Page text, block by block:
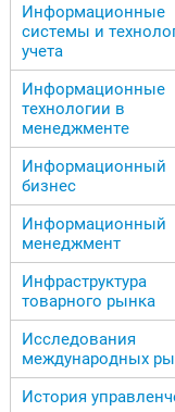
Информационные
системы и
учета
Информационные
технологии в
менеджменте
Информационный
бизнес
Информационный
менеджмент
Инфраструктура
товарного рынка
Исследования
международных
История